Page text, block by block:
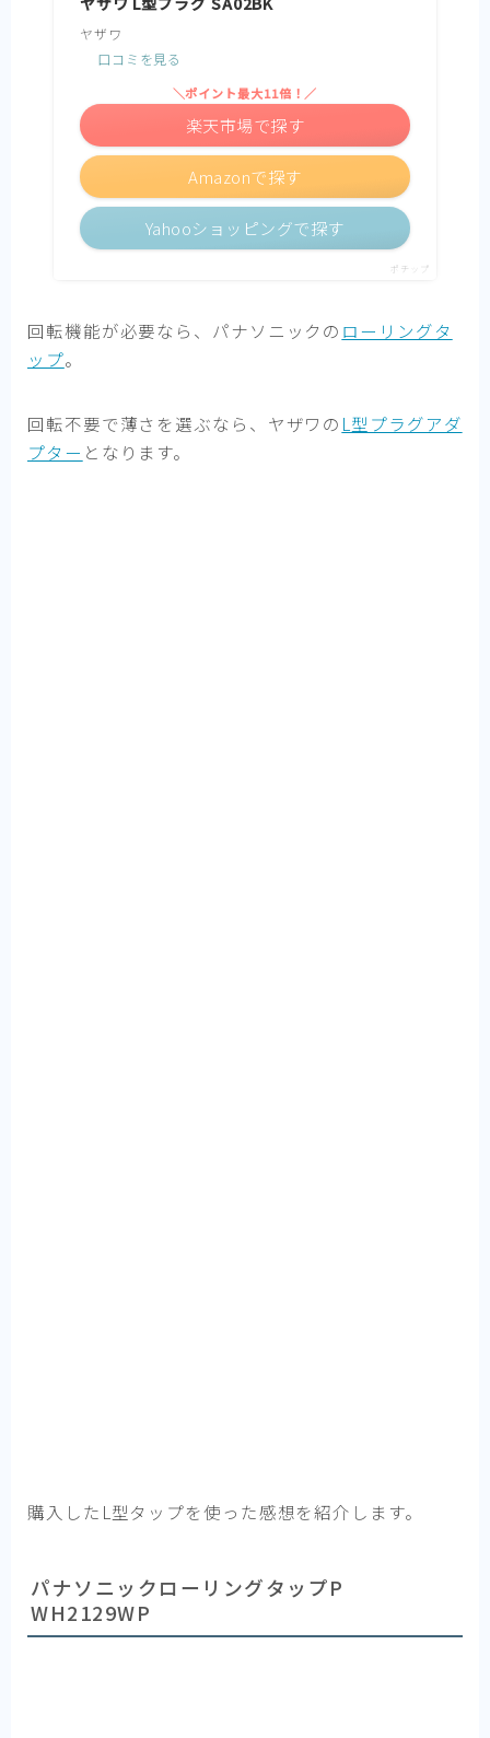
ヤザワ
口コミを見る
Amazonで探す
＼ポイント最大11倍！／
楽天市場で探す
Yahooショッピングで探す
ポチップ
回転機能が必要なら、パナソニックの ローリングタ
ップ。
回転不要で薄さを選ぶなら、ヤザワの L型プラグアダ
プター となります。
購入したL型タップを使った感想を紹介します。
パナソニックローリングタップP
WH2129WP